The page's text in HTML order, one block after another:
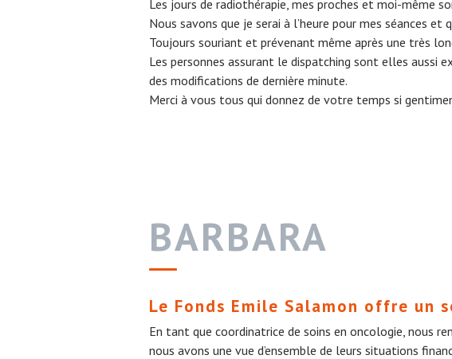
Les jours de radiothérapie, mes proches et moi-même
Nous savons que je serai à l’heure pour mes séances
Toujours souriant et prévenant même après une très
Les personnes assurant le dispatching sont elles aussi
des modifications de dernière minute.
Merci à vous tous qui donnez de votre temps si
BARBARA
Le Fonds Emile Salamon offre un
En tant que coordinatrice de soins en oncologie, nous
nous avons une vue d’ensemble de leurs situations